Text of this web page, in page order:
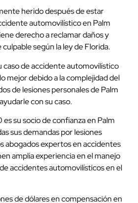
herido después de estar
automovilístico en Palm
derecho a reclamar daños y
según la ley de Florida.
caso de accidente automovilístico
mejor debido a la complejidad del
de lesiones personales de Palm
con su caso.
su socio de confianza en Palm
sus demandas por lesiones
abogados expertos en accidentes
amplia experiencia en el manejo
accidentes automovilísticos en el
de dólares en compensación en